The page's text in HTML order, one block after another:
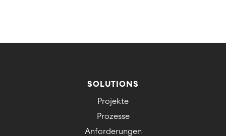
SOLUTIONS
Projekte
Prozesse
Anforderungen